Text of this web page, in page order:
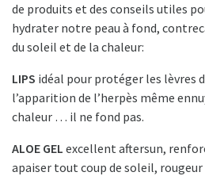
de produits et des conseils utiles
hydrater notre peau à fond,
du soleil et de la chaleur:
LIPS idéal pour protéger les lèvres
l’apparition de l’herpès même
chaleur … il ne fond pas.
ALOE GEL excellent aftersun,
apaiser tout coup de soleil,